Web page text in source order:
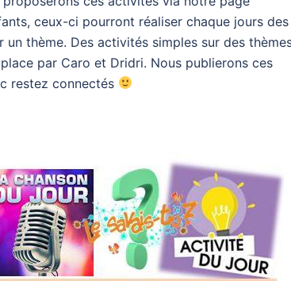
ceux-ci pourront réaliser chaque jours des
thème. Des activités simples sur des
par Caro et Dridri. Nous publierons ces
restez connectés